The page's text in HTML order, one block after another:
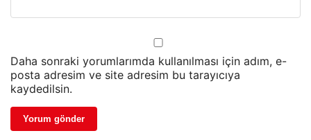
Daha sonraki yorumlarımda kullanılması için adım, e-
posta adresim ve site adresim bu tarayıcıya
kaydedilsin.